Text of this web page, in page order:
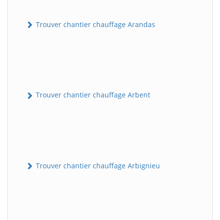
Trouver chantier chauffage Arandas
Trouver chantier chauffage Arbent
Trouver chantier chauffage Arbignieu